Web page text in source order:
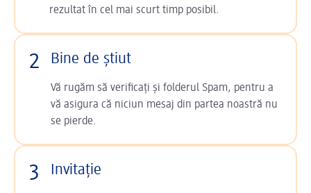
rezultat în cel mai scurt timp posibil.
2 Bine de știut
Vă rugăm să verificați și folderul Spam, pentru a
vă asigura că niciun mesaj din partea noastră nu
se pierde.
3 Invitație